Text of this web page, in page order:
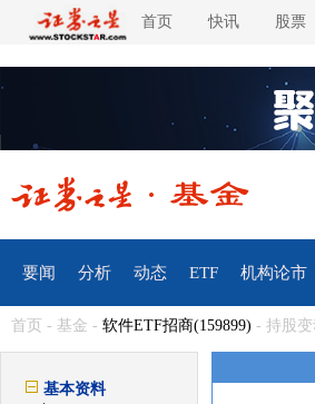
首页 快讯 股票
要闻 分析 动态 ETF 机构论市
首页 - 基金 - 软件ETF招商(159899) - 持股变
基本资料